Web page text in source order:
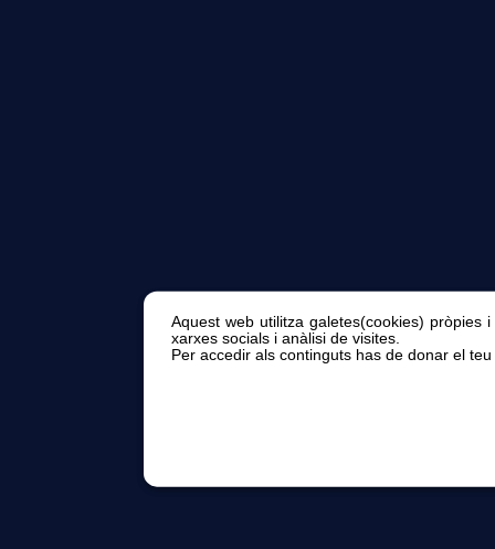
Aquest web utilitza galetes(cookies) pròpies
xarxes socials i anàlisi de visites.
Per accedir als continguts has de donar el